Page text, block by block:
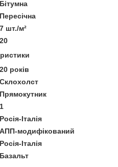
Бітумна
Пересічна
7 шт./м²
20
20 років
Склохолст
Прямокутник
1
Росія-Італія
АПП-модифікований
Росія-Італія
Базальт